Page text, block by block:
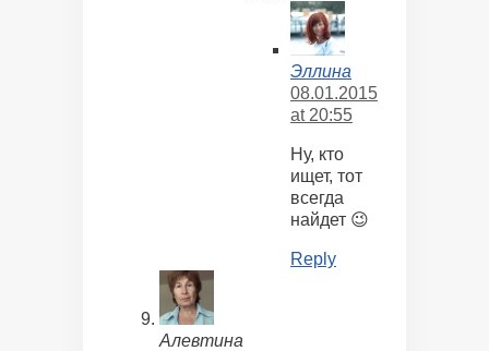
Эллина
08.01.2015
at 20:55
Ну, кто
ищет, тот
всегда
найдет 😉
Reply
Алевтина